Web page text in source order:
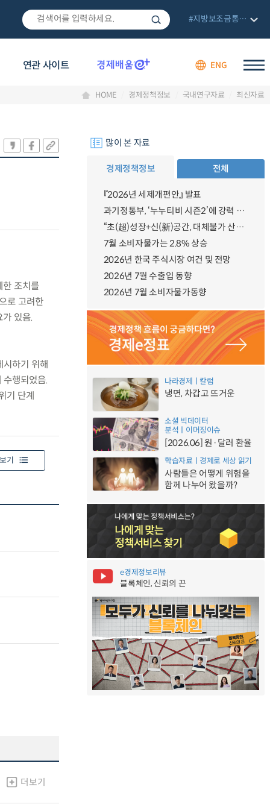
연관 사이트 ENG
#지방보조금통합관리망
HOME 경제정책정보 국내연구자료 최신자료
한 조치를
로 고려한
있음.
하기 위해
행되었음.
기 단계
기
더보기
많이 본 자료
경제정책정보 전체
『2026년 세제개편안』 발표
과기정통부, ‘누누티비 시즌2’에 강력 대응 의지 밝혀
“초(超)성장+신(新)공간, 대체불가 산업강국”
7월 소비자물가는 2.8% 상승
2026년 한국 주식시장 여건 및 전망
2026년 7월 수출입 동향
2026년 7월 소비자물가동향
나라경제ㅣ칼럼
냉면, 차갑고 뜨거운
소셜 빅데이터
분석ㅣ이머징이슈
[2026.06] 원·달러 환율
학습자료ㅣ경제로 세상 읽기
사람들은 어떻게 위험을
함께 나누어 왔을까?
e경제정보리뷰
블록체인, 신뢰의 끈